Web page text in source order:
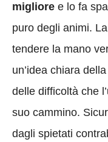
migliore e lo fa
puro degli animi.
tendere la mano
un’idea chiara
delle difficoltà che
suo cammino.
dagli spietati